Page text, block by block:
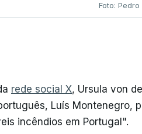
Foto:
rede social X, Ursula von
Luís Montenegro,
incêndios em Portugal".